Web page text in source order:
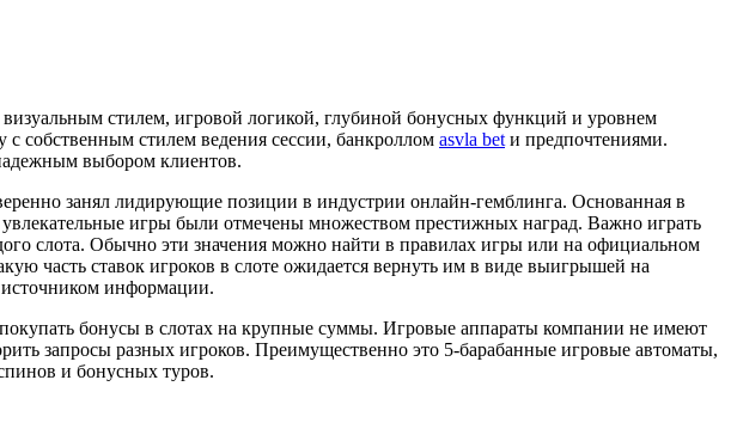
стилем, игровой логикой, глубиной бонусных функций и уровнем
с собственным стилем ведения сессии, банкроллом asvla bet и предпочтениями.
выбором клиентов.
занял лидирующие позиции в индустрии онлайн-гемблинга. Основанная в
игры были отмечены множеством престижных наград. Важно играть
слота. Обычно эти значения можно найти в правилах игры или на официальном
часть ставок игроков в слоте ожидается вернуть им в виде выигрышей на
информации.
бонусы в слотах на крупные суммы. Игровые аппараты компании не имеют
запросы разных игроков. Преимущественно это 5-барабанные игровые автоматы,
и бонусных туров.